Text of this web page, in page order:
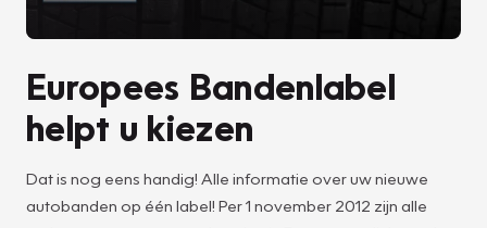
Europees Bandenlabel
helpt u kiezen
Dat is nog eens handig! Alle informatie over uw nieuwe
autobanden op één label! Per 1 november 2012 zijn alle